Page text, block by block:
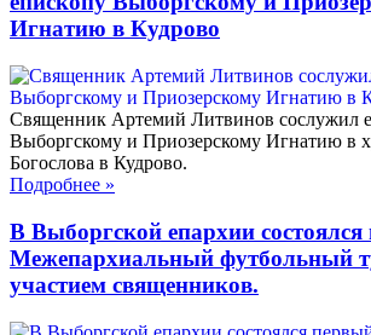
Игнатию в Кудрово
Священник Артемий Литвинов сослужил
Выборгскому и Приозерскому Игнатию в
Богослова в Кудрово.
Подробнее »
В Выборгской епархии
Межепархиальный футбольный
участием священников.